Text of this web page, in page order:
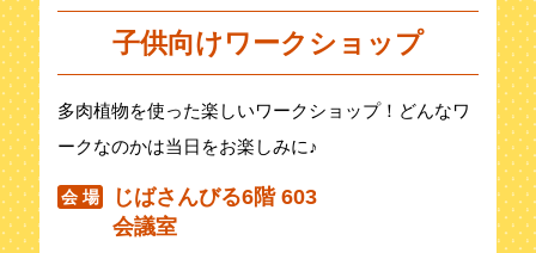
子供向けワークショップ
多肉植物を使った楽しいワークショップ！どんなワ
ークなのかは当日をお楽しみに♪
会 場
じばさんびる6階 603
会議室